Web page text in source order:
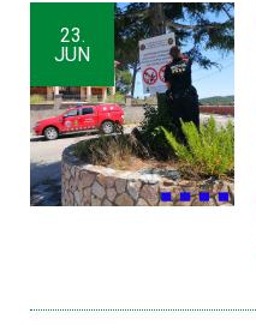
23.
JUN